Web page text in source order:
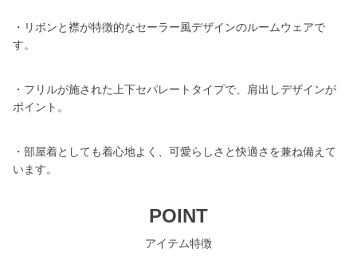
・リボンと襟が特徴的なセーラー風デザインのルームウェアで
す。
・フリルが施された上下セパレートタイプで、肩出しデザインが
ポイント。
・部屋着としても着心地よく、可愛らしさと快適さを兼ね備えて
います。
POINT
アイテム特徴